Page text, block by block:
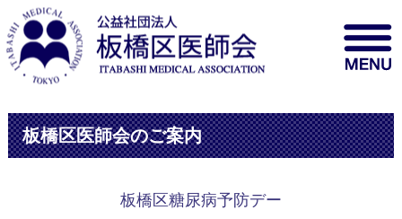
板橋区医師会のご案内
板橋区糖尿病予防デー